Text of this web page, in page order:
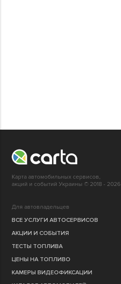
Карта автомобильных сервисов,
акций и событий Украины © 2018 - 2026
Для автовладельцев
ВСЕ УСЛУГИ АВТОСЕРВИСОВ
АКЦИИ И СОБЫТИЯ
ТЕСТЫ ТОПЛИВА
ЦЕНЫ НА ТОПЛИВО
КАМЕРЫ ВИДЕОФИКСАЦИИ